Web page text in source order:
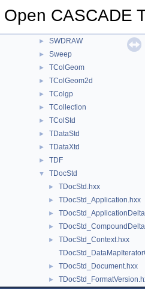
Open CASCADE
► StlAPI
► SWDRAW
► Sweep
► TColGeom
► TColGeom2d
► TColgp
► TCollection
► TColStd
► TDataStd
► TDataXtd
► TDF
▼ TDocStd
► TDocStd.hxx
► TDocStd_Application.hxx
►
►
►
TDocStd_Context.hxx
► TDocStd_Document.hxx
►